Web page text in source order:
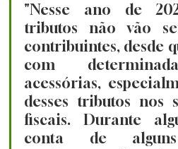
"Nesse ano de
tributos não vão
contribuintes, desde
com
acessórias,
desses tributos nos
fiscais. Durante
conta de